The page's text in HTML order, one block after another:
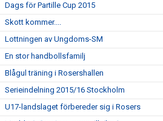
Dags för Partille Cup 2015
Skott kommer....
Lottningen av Ungdoms-SM
En stor handbollsfamilj
Blågul träning i Rosershallen
Serieindelning 2015/16 Stockholm
U17-landslaget förbereder sig i Rosers